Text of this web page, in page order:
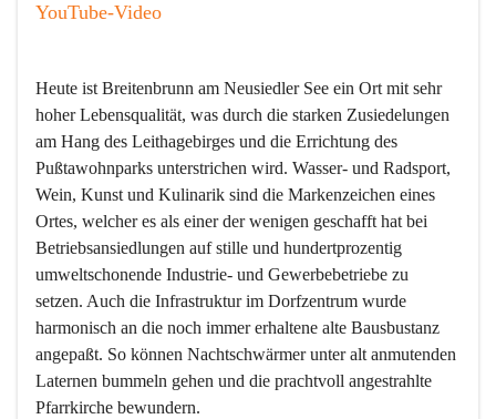
YouTube-Video
Heute ist Breitenbrunn am Neusiedler See ein Ort mit sehr
hoher Lebensqualität, was durch die starken Zusiedelungen
am Hang des Leithagebirges und die Errichtung des
Pußtawohnparks unterstrichen wird. Wasser- und Radsport,
Wein, Kunst und Kulinarik sind die Markenzeichen eines
Ortes, welcher es als einer der wenigen geschafft hat bei
Betriebsansiedlungen auf stille und hundertprozentig
umweltschonende Industrie- und Gewerbebetriebe zu
setzen. Auch die Infrastruktur im Dorfzentrum wurde
harmonisch an die noch immer erhaltene alte Bausbustanz
angepaßt. So können Nachtschwärmer unter alt anmutenden
Laternen bummeln gehen und die prachtvoll angestrahlte
Pfarrkirche bewundern.